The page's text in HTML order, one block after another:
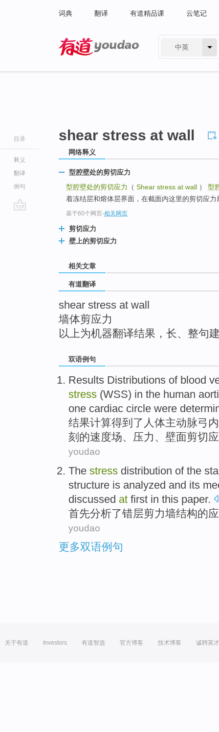
词典 翻译 有道精品课 云笔记
中英
目录
释义
翻译
例句
shear stress at wall
网络释义
型腔壁处的剪切应力
型腔壁处的剪切应力
（ Shear stress at wall ） 型
着冻结层和熔体层界面，在截面内这里的剪切应力
基于60个网页-相关网页
剪切应力
壁上的剪切应力
相关文章
有道翻译
shear stress at wall
墙体剪应力
以上为机器翻译结果，长、整句
双语例句
Results Distributions of blood
stress (WSS) in the human
one cardiac circle were
结果计算得到 了 人体主动脉弓内
刻 的速度场、 压力 、 壁面剪切
youdao
The stress distribution ofthe
structure is analyzed and its
discussed at first in this paper.
首先分析了错层剪力墙结构的
youdao
更多双语例句
关于有道 Investors 有道智选 官方博客 技术博客 诚聘英才